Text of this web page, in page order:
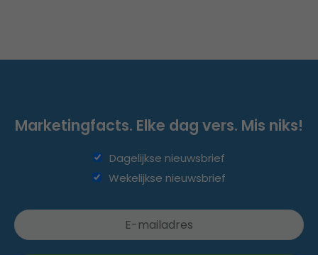
Marketingfacts. Elke dag vers. Mis niks!
Dagelijkse nieuwsbrief
Wekelijkse nieuwsbrief